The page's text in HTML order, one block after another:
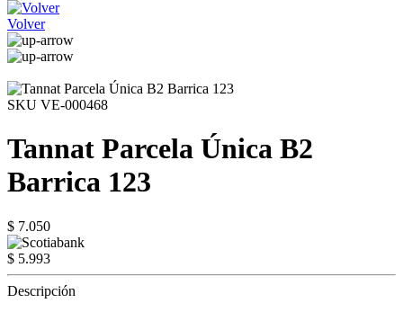
Volver
SKU VE-000468
Tannat Parcela Única B2
Barrica 123
$ 7.050
$ 5.993
Descripción